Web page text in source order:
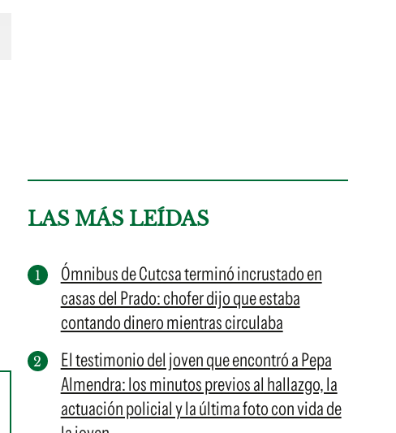
LAS MÁS LEÍDAS
Ómnibus de Cutcsa terminó incrustado en
casas del Prado: chofer dijo que estaba
contando dinero mientras circulaba
El testimonio del joven que encontró a Pepa
Almendra: los minutos previos al hallazgo, la
actuación policial y la última foto con vida de